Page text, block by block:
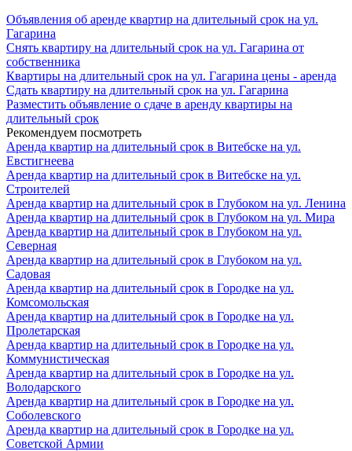
Объявления об аренде квартир на длительный срок на ул.
Гагарина
Снять квартиру на длительный срок на ул. Гагарина от
собственника
Квартиры на длительный срок на ул. Гагарина цены - аренда
Сдать квартиру на длительный срок на ул. Гагарина
Разместить объявление о сдаче в аренду квартиры на
длительный срок
Рекомендуем посмотреть
Аренда квартир на длительный срок в Витебске на ул.
Евстигнеева
Аренда квартир на длительный срок в Витебске на ул.
Строителей
Аренда квартир на длительный срок в Глубоком на ул. Ленина
Аренда квартир на длительный срок в Глубоком на ул. Мира
Аренда квартир на длительный срок в Глубоком на ул.
Северная
Аренда квартир на длительный срок в Глубоком на ул.
Садовая
Аренда квартир на длительный срок в Городке на ул.
Комсомольская
Аренда квартир на длительный срок в Городке на ул.
Пролетарская
Аренда квартир на длительный срок в Городке на ул.
Коммунистическая
Аренда квартир на длительный срок в Городке на ул.
Володарского
Аренда квартир на длительный срок в Городке на ул.
Соболевского
Аренда квартир на длительный срок в Городке на ул.
Советской Армии